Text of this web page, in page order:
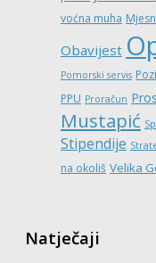
voćna muha
Obavijest
Pomorski servis
PPU Proračun
Mustapić
Stipendije
na okoliš Velika
Natječaji